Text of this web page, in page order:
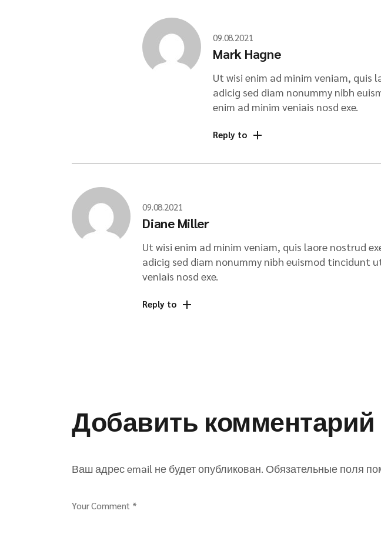
09.08.2021
Mark Hagne
Ut wisi enim ad minim veniam,
adicig sed diam nonummy nibh
enim ad minim veniais nosd exe.
Reply to
09.08.2021
Diane Miller
Ut wisi enim ad minim veniam, quis laore nostrud
adicig sed diam nonummy nibh euismod tincidunt
veniais nosd exe.
Reply to
Добавить комментарий
Ваш адрес email не будет опубликован. Обязательные поля
Your Comment *